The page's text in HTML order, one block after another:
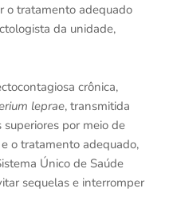
o tratamento adequado
da unidade,
crônica,
leprae, transmitida
por meio de
o tratamento adequado,
Único de Saúde
sequelas e interromper